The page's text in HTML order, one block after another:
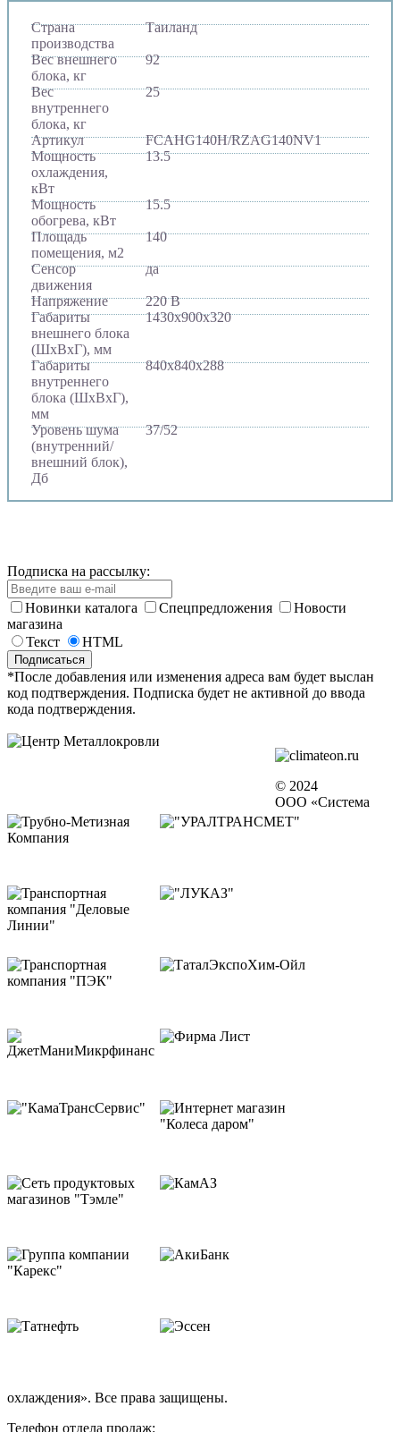
Страна
производства
Таиланд
Вес внешнего
блока, кг
92
Вес
внутреннего
блока, кг
25
Артикул
FCAHG140H/RZAG140NV1
Мощность
охлаждения,
кВт
13.5
Мощность
обогрева, кВт
15.5
Площадь
помещения, м2
140
Сенсор
движения
да
Напряжение
220 В
Габариты
внешнего блока
(ШхВхГ), мм
1430х900х320
Габариты
внутреннего
блока (ШхВхГ),
мм
840х840х288
Уровень шума
(внутренний/
внешний блок),
Дб
37/52
Подписка на рассылку:
Новинки каталога Спецпредложения
Новости
магазина
Текст
HTML
*После добавления или изменения адреса вам будет выслан
код подтверждения. Подписка будет не активной до ввода
кода подтверждения.
© 2024
ООО «Система
охлаждения». Все права защищены.
Телефон отдела продаж: